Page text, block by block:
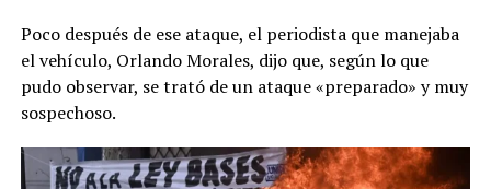
Poco después de ese ataque, el periodista que manejaba
el vehículo, Orlando Morales, dijo que, según lo que
pudo observar, se trató de un ataque «preparado» y muy
sospechoso.